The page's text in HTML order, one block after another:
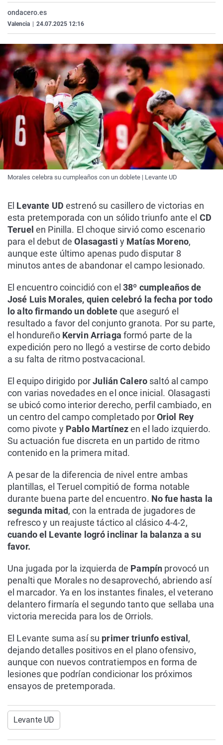
Como el perro y el
Equipo de
Operación Viuda
La Rioja
Navarra
País Vasco
Elecciones
ondacero.es
Valencia 24.07.2025 12:16
Morales celebra su cumpleaños con un doblete | Levante UD
El Levante UD estrenó su casillero de victorias en
esta pretemporada con un sólido triunfo ante el CD
Teruel en Pinilla. El choque sirvió como escenario
para el debut deOlasagasti y Matías Moreno,
aunque este último apenas pudo disputar 8
minutos antes de abandonar el campo lesionado.
El encuentro coincidió con el38º cumpleaños de
José Luis Morales, quien celebró la fecha por todo
lo alto firmando un dobleteque aseguró el
resultado a favor del conjunto granota. Por su parte,
el hondureño Kervin Arriaga formó parte de la
expedición pero no llegó a vestirse de corto debido
a su falta de ritmo postvacacional.
El equipo dirigido porJulián Calero saltó al campo
con varias novedades en el once inicial. Olasagasti
se ubicó como interior derecho, perfil cambiado, en
un centro del campo completado porOriol Rey
como pivote y Pablo Martínezen el lado izquierdo.
Su actuación fue discreta en un partido de ritmo
contenido en la primera mitad.
A pesar de la diferencia de nivel entre ambas
plantillas, el Teruel compitió de forma notable
durante buena parte del encuentro. No fue hasta la
segunda mitad, con la entrada de jugadores de
refresco y un reajuste táctico al clásico 4-4-2,
cuando el Levante logró inclinar la balanza a su
favor.
Una jugada por la izquierda de Pampín provocó un
penalti que Morales no desaprovechó, abriendo así
el marcador. Ya en los instantes finales, el veterano
delantero firmaría el segundo tanto que sellaba una
victoria merecida para los de Orriols.
El Levante suma así su primer triunfo estival ,
dejando detalles positivos en el plano ofensivo,
aunque con nuevos contratiempos en forma de
lesiones que podrían condicionar los próximos
ensayos de pretemporada.
Levante UD